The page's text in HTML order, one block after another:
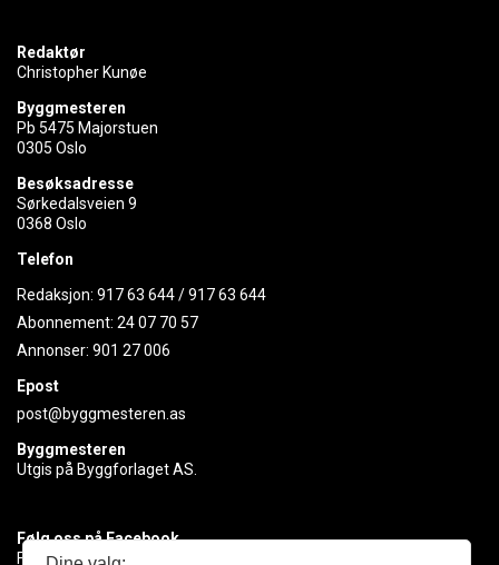
Redaktør
Christopher Kunøe
Byggmesteren
Pb 5475 Majorstuen
0305 Oslo
Besøksadresse
Sørkedalsveien 9
0368 Oslo
Telefon
Redaksjon: 917 63 644/917 63 644
Abonnement: 24 07 70 57
Annonser: 901 27 006
Epost
post@byggmesteren.as
Byggmesteren
Utgis på Byggforlaget AS.
Følg oss på Facebook
Få med deg det siste innen byggebransjen